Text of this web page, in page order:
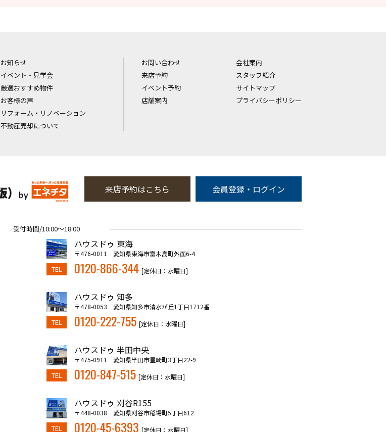
お知らせ
イベント・見学会
厳選おすすめ物件
お客様の声
リフォーム・リノベーション
不動産売却について
お問い合わせ
来店予約
イベント予約
店舗案内
会社案内
スタッフ紹介
サイトマップ
プライバシーポリシー
来店予約はこちら 会員登録・ログイン
受付時間/10:00～18:00
ハウスドゥ 東海
〒476-0011 愛知県東海市富木島町外面6-4
TEL 0120-866-344 [定休日：水曜日]
ハウスドゥ 知多
〒478-0053 愛知県知多市清水が丘1丁目1712番
TEL 0120-222-755 [定休日：水曜日]
ハウスドゥ 半田中央
〒475-0911 愛知県半田市星崎町3丁目22-9
TEL 0120-847-515 [定休日：水曜日]
ハウスドゥ 刈谷R155
〒448-0038 愛知県刈谷市稲場町5丁目612
TEL 0120-45-6393 [定休日：水曜日]